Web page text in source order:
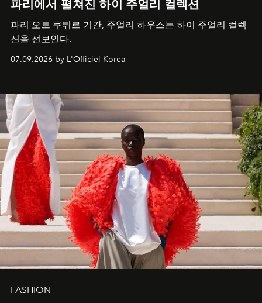
파리에서 펼쳐진 하이 주얼리 컬렉션
파리 오트 쿠튀르 기간, 주얼리 하우스는 하이 주얼리 컬렉
션을 선보인다.
07.09.2026 by L'Officiel Korea
FASHION